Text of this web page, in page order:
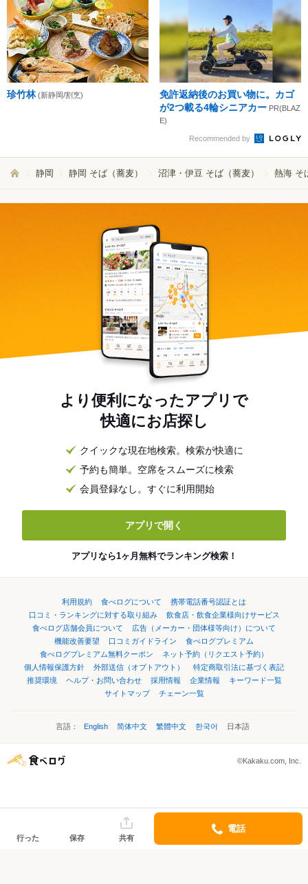
珍竹林 (新静岡/割烹)
免許返納後のお買い物に。カゴ
が2つ載る4輪シニアカー PR(BLAZ
E)
Recommended by
静岡 静岡 そば（蕎麦） 沼津・伊豆 そば（蕎麦） 熱海 そ
より便利になったアプリで
快適にお店探し
クイックな現在地検索。検索が快適に
予約も簡単。空席をスムーズに検索
会員登録なし。すぐに利用開始
アプリで開く
アプリなら1ヶ月無料でランキング検索！
利用規約 食べログについて
携帯電話番号認証とは
口コミ・ランキングに対する取り組み
飲食店・飲食企業様向けサービス
食べログ店舗会員について
広告（メーカー・団体様等向け）について
機能改善要望
口コミガイドライン
食べログプレミアム
食べログプレミアム無料クーポン
ネット予約（リクエスト予約）
個人情報保護方針
外部送信（オプトアウト）
特定商取引法に基づく表記
推奨環境
ヘルプ・お問い合わせ 採用情報 企業情報
キーワード一覧
サイトマップ
チェーン一覧
言語： English 简体中文 繁體中文 한국어 日本語
©Kakaku.com, Inc.
行った 保存 共有
電話